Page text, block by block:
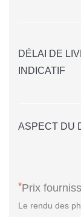
DÉLAI DE
INDICATIF
ASPECT DU
*Prix
Le rendu des